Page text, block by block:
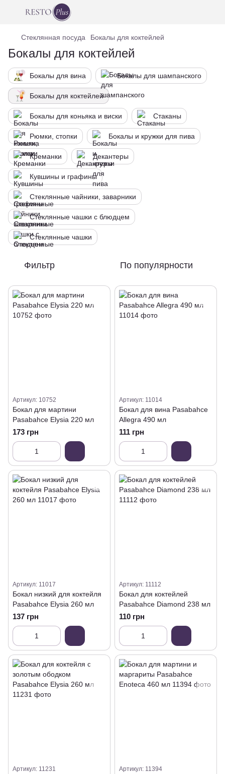
Стеклянная посуда Бокалы для коктейлей
Бокалы для коктейлей
Бокалы для вина Бокалы для шампанского
Бокалы для коктейлей
Бокалы для коньяка и виски Стаканы
Рюмки, стопки Бокалы и кружки для пива
Креманки Декантеры
Кувшины и графины
Стеклянные чайники, заварники
Стеклянные чашки с блюдцем
Стеклянные чашки
Фильтр По популярности
Артикул: 10752
Бокал для мартини
Pasabahce Elysia 220 мл
173 грн
Артикул: 11014
Бокал для вина Pasabahce
Allegra 490 мл
111 грн
Артикул: 11017
Бокал низкий для коктейля
Pasabahce Elysia 260 мл
137 грн
Артикул: 11112
Бокал для коктейлей
Pasabahce Diamond 238 мл
110 грн
Артикул: 11231 Артикул: 11394